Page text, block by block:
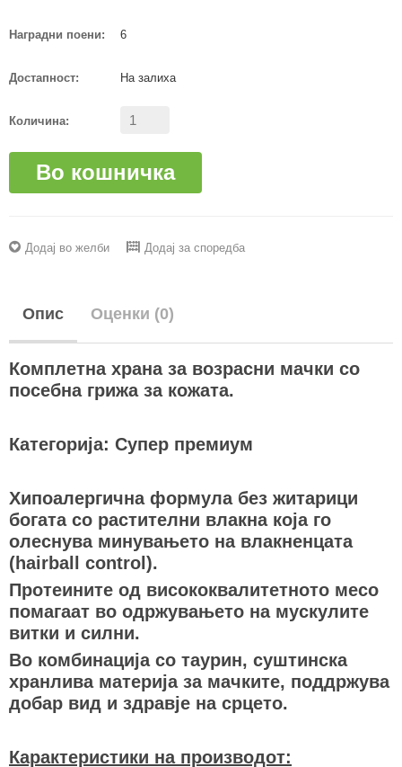
Наградни поени: 6
Достапност: На залиха
Количина:
Во кошничка
Додај во желби Додај за споредба
Опис Оценки (0)
Комплетна храна за возрасни мачки со
посебна грижа за кожата.
Категорија: Супер премиум
Хипоалергична формула без житарици
богата со растителни влакна која го
олеснува минувањето на влакненцата
(hairball control).
Протеините од висококвалитетното месо
помагаат во одржувањето на мускулите
витки и силни.
Во комбинација со таурин, суштинска
хранлива материја за мачките, поддржува
добар вид и здравје на срцето.
Карактеристики на производот: